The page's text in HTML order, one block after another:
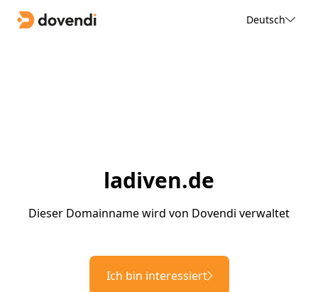
Deutsch
ladiven.de
Dieser Domainname wird von Dovendi verwaltet
Ich bin interessiert